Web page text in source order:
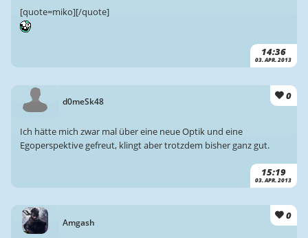
14:36
03. APR. 2013
[quote=miko][/quote]
d0meSk48 0
15:19
03. APR. 2013
Ich hätte mich zwar mal über eine neue Optik und eine
Egoperspektive gefreut, klingt aber trotzdem bisher ganz gut.
Amgash
0